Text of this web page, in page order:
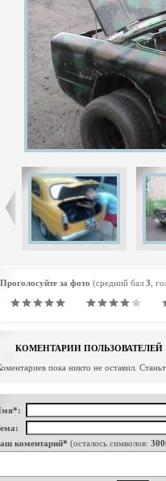
Проголосуйте за фото (средний бал 3 ,
КОМЕНТАРИИ ПОЛЬЗОВАТЕЛЕЙ
пока никто не оставил.
коментарий* (осталось символов: